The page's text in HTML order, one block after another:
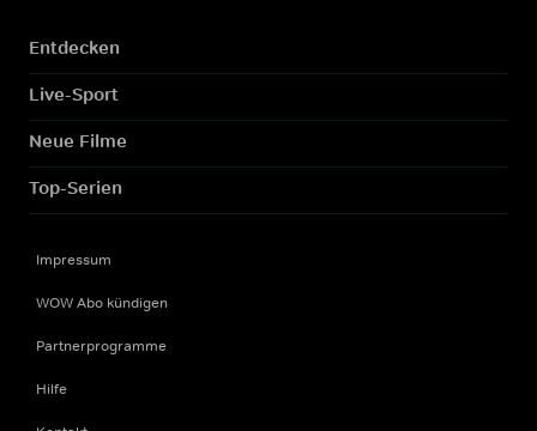
Entdecken
Live-Sport
Neue Filme
Top-Serien
Impressum
WOW Abo kündigen
Partnerprogramme
Hilfe